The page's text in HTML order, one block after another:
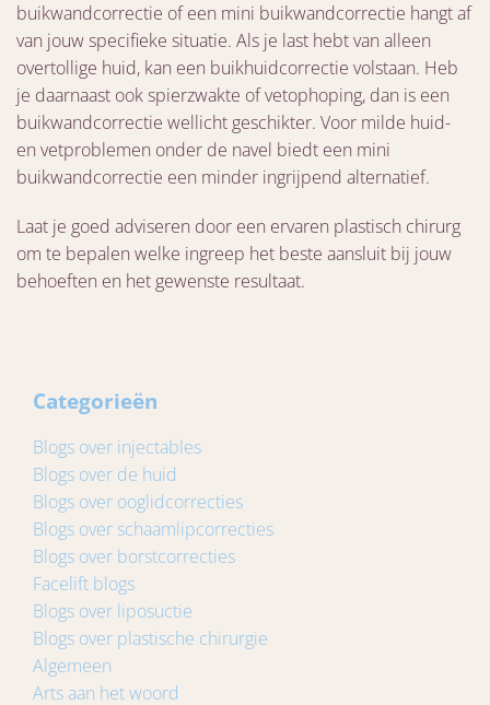
buikwandcorrectie of een mini buikwandcorrectie hangt af
van jouw specifieke situatie. Als je last hebt van alleen
overtollige huid, kan een buikhuidcorrectie volstaan. Heb
je daarnaast ook spierzwakte of vetophoping, dan is een
buikwandcorrectie wellicht geschikter. Voor milde huid-
en vetproblemen onder de navel biedt een mini
buikwandcorrectie een minder ingrijpend alternatief.
Laat je goed adviseren door een ervaren plastisch chirurg
om te bepalen welke ingreep het beste aansluit bij jouw
behoeften en het gewenste resultaat.
Categorieën
Blogs over injectables
Blogs over de huid
Blogs over ooglidcorrecties
Blogs over schaamlipcorrecties
Blogs over borstcorrecties
Facelift blogs
Blogs over liposuctie
Blogs over plastische chirurgie
Algemeen
Arts aan het woord